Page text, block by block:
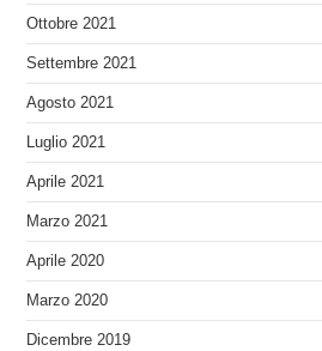
Ottobre 2021
Settembre 2021
Agosto 2021
Luglio 2021
Aprile 2021
Marzo 2021
Aprile 2020
Marzo 2020
Dicembre 2019